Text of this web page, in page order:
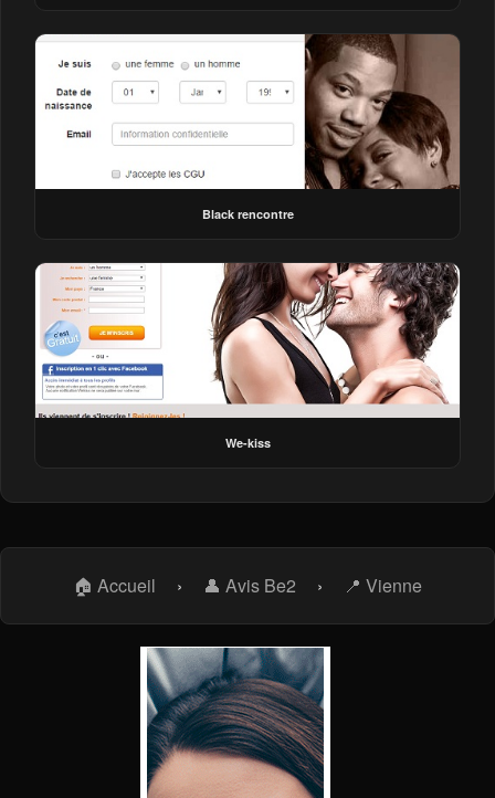
Black rencontre
We-kiss
🏠 Accueil › 👤 Avis Be2 › 📍 Vienne